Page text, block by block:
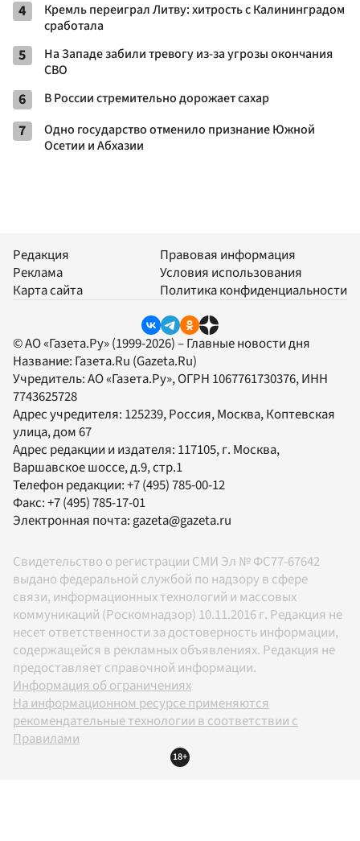
4
Кремль переиграл Литву: хитрость с Калининградом
сработала
5
На Западе забили тревогу из-за угрозы окончания
СВО
6 В России стремительно дорожает сахар
7
Одно государство отменило признание Южной
Осетии и Абхазии
Редакция
Реклама
Карта сайта
Правовая информация
Условия использования
Политика конфиденциальности
© АО «Газета.Ру» (1999-2026) – Главные новости дня
Название: Газета.Ru (Gazeta.Ru)
Учредитель:АО «Газета.Ру», ОГРН 1067761730376, ИНН
7743625728
Адрес учредителя: 125239, Россия, Москва, Коптевская
улица, дом 67
Адрес редакции и издателя: 117105, г. Москва,
Варшавское шоссе, д.9, стр.1
Телефон редакции:+7 (495) 785-00-12
Факс:+7 (495) 785-17-01
Электронная почта: gazeta@gazeta.ru
Свидетельство о регистрации СМИ Эл № ФС77-67642
выдано федеральной службой по надзору в сфере
связи, информационных технологий и массовых
коммуникаций (Роскомнадзор) 10.11.2016 г. Редакция не
несет ответственности за достоверность информации,
содержащейся в рекламных объявлениях. Редакция не
предоставляет справочной информации.
Информация об ограничениях
На информационном ресурсе применяются
рекомендательные технологии в соответствии с
Правилами
18+